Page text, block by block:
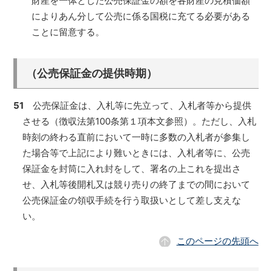
によりあん分して公売に係る国税に充てる必要がある
ことに留意する。
（公売保証金の提供時期）
51 公売保証金は、入札等に先立って、入札者等から提供
させる（徴収法第100条第１項本文参照）。ただし、入札
時刻の終わる直前において一時に多数の入札者が参集し
た場合等で上記により難いときには、入札者等に、公売
保証金を封筒に入れ封をして、署名の上これを提出さ
せ、入札等後開札又は競り売りの終了までの間において
公売保証金の領収手続を行う取扱いとして差し支えな
い。
このページの先頭へ